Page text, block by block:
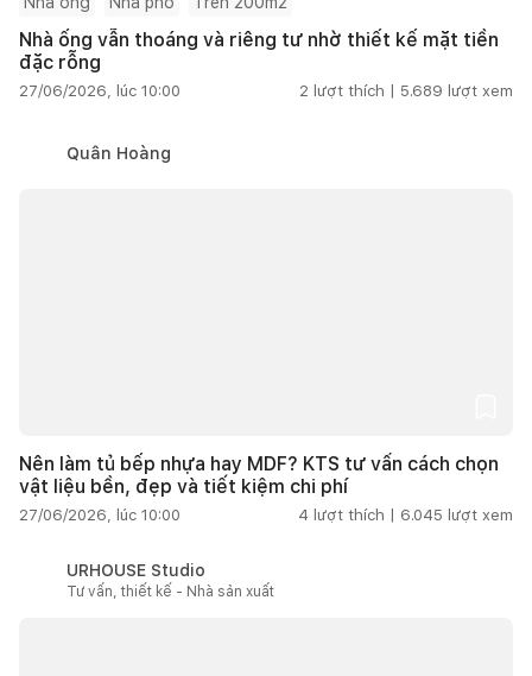
Nhà ống vẫn thoáng và riêng tư nhờ thiết kế mặt tiền
đặc rỗng
27/06/2026, lúc 10:00 2 lượt thích | 5.689 lượt xem
Quân Hoàng
Nên làm tủ bếp nhựa hay MDF? KTS tư vấn cách chọn
vật liệu bền, đẹp và tiết kiệm chi phí
27/06/2026, lúc 10:00 4 lượt thích | 6.045 lượt xem
URHOUSE Studio
Tư vấn, thiết kế - Nhà sản xuất